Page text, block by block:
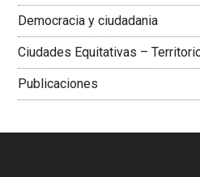
Democracia y ciudadania
Ciudades Equitativas –
Publicaciones